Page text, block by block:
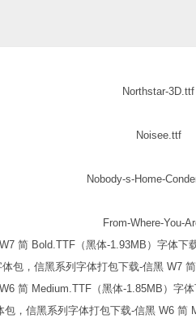
Northstar-3D.ttf
Noisee.ttf
Nobody-s-Home-
From-Where-You-
包，信黑系列字体打包下载-信黑 W7
包，信黑系列字体打包下载-信黑 W6 简